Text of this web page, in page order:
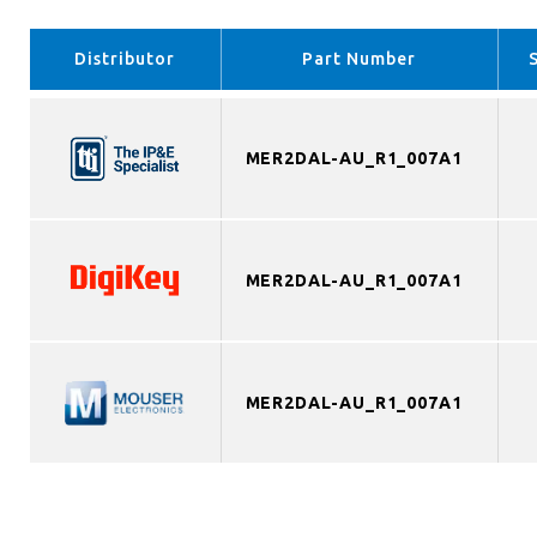
Distributor Part Number
MER2DAL-AU_R1_007A1
MER2DAL-AU_R1_007A1
MER2DAL-AU_R1_007A1